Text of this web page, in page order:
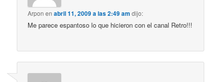
Arpon enabril 11, 2009 a las 2:49 am dijo:
Me parece espantoso lo que hicieron con el canal Retro!!!